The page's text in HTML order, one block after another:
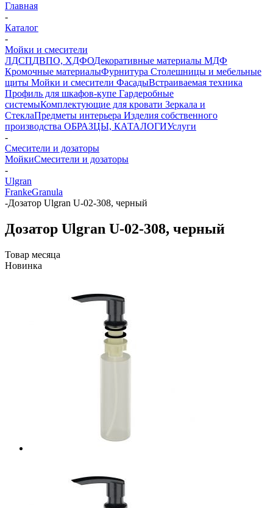
Главная
-
Каталог
-
Мойки и смесители
ЛДСПДВПО, ХДФОДекоративные материалы МДФ
Кромочные материалыФурнитура Столешницы и мебельные
щиты Мойки и смесители ФасадыВстраиваемая техника
Профиль для шкафов-купе Гардеробные
системыКомплектующие для кровати Зеркала и
СтеклаПредметы интерьера Изделия собственного
производства ОБРАЗЦЫ, КАТАЛОГИУслуги
-
Смесители и дозаторы
МойкиСмесители и дозаторы
-
Ulgran
FrankeGranula
-Дозатор Ulgran U-02-308, черный
Дозатор Ulgran U-02-308, черный
Товар месяца
Новинка